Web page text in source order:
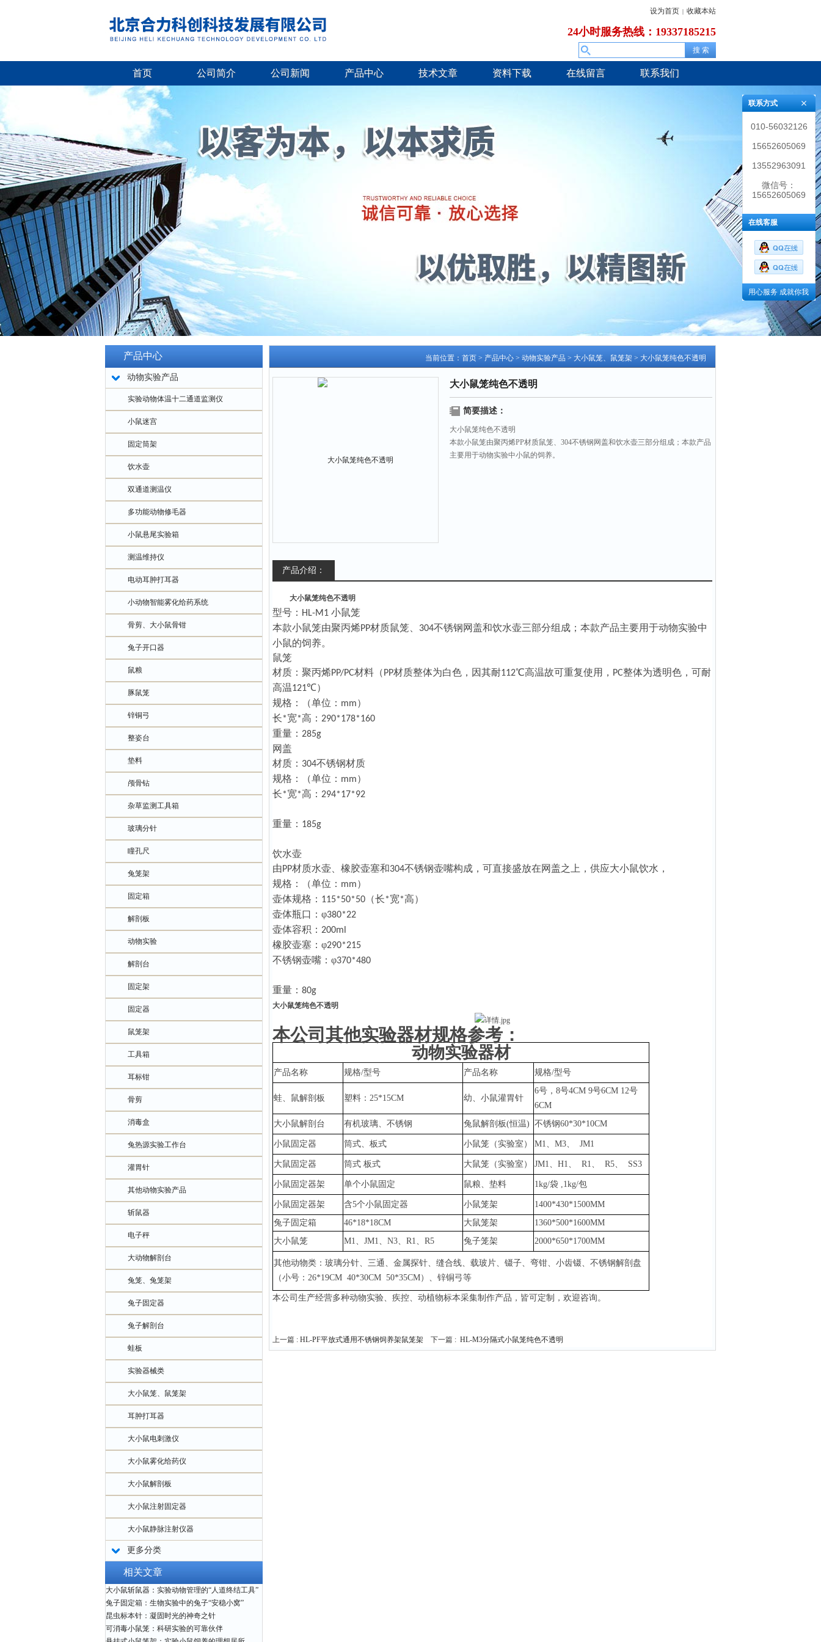
设为首页 | 收藏本站
24小时服务热线：19337185215
首页 公司简介 公司新闻 产品中心 技术文章 资料下载 在线留言 联系我们
产品中心
动物实验产品
实验动物体温十二通道监测仪
小鼠迷宫
固定筒架
饮水壶
双通道测温仪
多功能动物修毛器
小鼠悬尾实验箱
测温维持仪
电动耳肿打耳器
小动物智能雾化给药系统
骨剪、大小鼠骨钳
兔子开口器
鼠粮
豚鼠笼
锌铜弓
整姿台
垫料
颅骨钻
杂草监测工具箱
玻璃分针
瞳孔尺
兔笼架
固定箱
解剖板
动物实验
解剖台
固定架
固定器
鼠笼架
工具箱
耳标钳
骨剪
消毒盒
兔热源实验工作台
灌胃针
其他动物实验产品
斩鼠器
电子秤
大动物解剖台
兔笼、兔笼架
兔子固定器
兔子解剖台
蛙板
实验器械类
大小鼠笼、鼠笼架
耳肿打耳器
大小鼠电刺激仪
大小鼠雾化给药仪
大小鼠解剖板
大小鼠注射固定器
大小鼠静脉注射仪器
更多分类
相关文章
大小鼠斩鼠器：实验动物管理的“人道终结工具”
兔子固定箱：生物实验中的兔子“安稳小窝”
昆虫标本针：凝固时光的神奇之针
可消毒小鼠笼：科研实验的可靠伙伴
当前位置： 首页 > 产品中心 > 动物实验产品 > 大小鼠笼、鼠笼架 > 大小鼠笼纯色不透明
大小鼠笼纯色不透明
简要描述：
大小鼠笼纯色不透明
本款小鼠笼由聚丙烯PP材质鼠笼、304不锈钢网盖和饮水壶三部分组成；本款产品
主要用于动物实验中小鼠的饲养。
产品介绍：
大小鼠笼纯色不透明
型号： HL-M1 小鼠笼
本款小鼠笼由聚丙烯PP材质鼠笼、 304不锈钢网盖和饮水壶三部分组成；本款产品主要用于动物实验中
小鼠的饲养。
鼠笼
材质：聚丙烯PP/PC材料（ PP材质整体为白色，因其耐112℃高温故可重复使用， PC整体为透明色，可耐
高温121℃）
规格：（单位： mm）
长*宽*高： 290*178*160
重量： 285g
网盖
材质： 304不锈钢材质
规格：（单位： mm）
长*宽*高： 294*17*92
重量： 185g
饮水壶
由PP材质水壶、橡胶壶塞和304不锈钢壶嘴构成，可直接盛放在网盖之上，供应大小鼠饮水，
规格：（单位： mm）
壶体规格： 115*50*50 （长*宽*高）
壶体瓶口： φ380*22
壶体容积： 200ml
橡胶壶塞 ： φ290*215
不锈钢壶嘴： φ370*480
重量： 80g
大小鼠笼纯色不透明
本公司其他实验器材规格参考：
动物实验器材
产品名称 规格/型号 产品名称 规格/型号
蛙、鼠解剖板 塑料： 25*15CM 幼、小鼠灌胃针
6号，8号4CM 9号6CM 12号
6CM
大小鼠解剖台
有机玻璃、不锈钢 兔鼠解剖板(恒温) 不锈钢60*30*10CM
小鼠固定器 筒式、板式 小鼠笼（实验室） M1、M3、 JM1
大鼠固定器 筒式 板式 大鼠笼（实验室） JM1、H1、 R1、 R5、 SS3
小鼠固定器架 单个小鼠固定 鼠粮、垫料 1kg/袋 ,1kg/包
小鼠固定器架 含5个小鼠固定器 小鼠笼架
1400*430*1500MM
兔子固定箱
46*18*18CM 大鼠笼架
1360*500*1600MM
大小鼠笼
M1、JM1、N3、R1、R5 兔子笼架 2000*650*1700MM
其他动物类：玻璃分针、三通、金属探针、缝合线、载玻片、镊子、弯钳、小齿镊、不锈钢解剖盘
（小号： 26*19CM 40*30CM 50*35CM）、锌铜弓等
本公司生产经营多种动物实验、疾控、动植物标本采集制作产品，皆可定制，欢迎咨询。
上一篇 : HL-PF平放式通用不锈钢饲养架鼠笼架 下一篇 : HL-M3分隔式小鼠笼纯色不透明
联系方式
010-56032126
15652605069
13552963091
微信号：
15652605069
在线客服
用心服务 成就你我